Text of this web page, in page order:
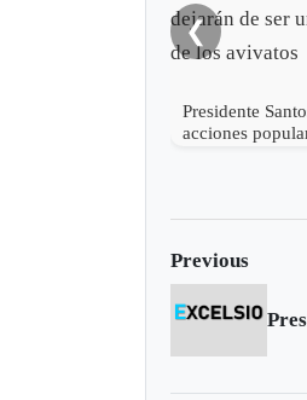
❮
Presidente
acciones
Previous